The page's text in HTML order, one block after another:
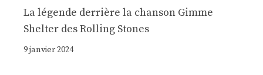
La légende derrière la chanson Gimme
Shelter des Rolling Stones
9 janvier 2024